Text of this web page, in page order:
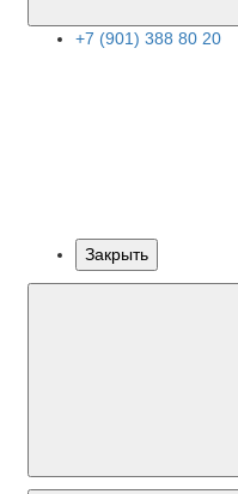
+7 (901) 388 80 20
Закрыть